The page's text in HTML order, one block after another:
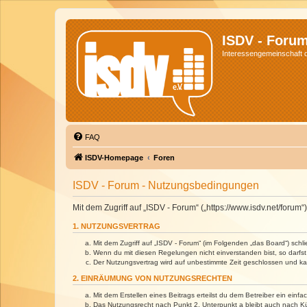
ISDV -
Interessengemeinschaft
FAQ
ISDV-Homepage Foren
ISDV - Forum - Nutzungsbedingungen
Mit dem Zugriff auf „ISDV - Forum“ („https://www.isdv.net/
1. NUTZUNGSVERTRAG
Mit dem Zugriff auf „ISDV - Forum“ (im Folgenden „das Board“)
Wenn du mit diesen Regelungen nicht einverstanden bist, so
Der Nutzungsvertrag wird auf unbestimmte Zeit geschlossen und
2. EINRÄUMUNG VON NUTZUNGSRECHTEN
Mit dem Erstellen eines Beitrags erteilst du dem Betreiber ein
Das Nutzungsrecht nach Punkt 2, Unterpunkt a bleibt auch nach